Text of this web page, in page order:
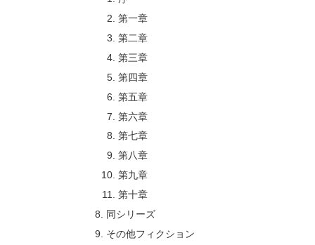
第一章
第二章
第三章
第四章
第五章
第六章
第七章
第八章
第九章
第十章
同シリーズ
その他フィクション